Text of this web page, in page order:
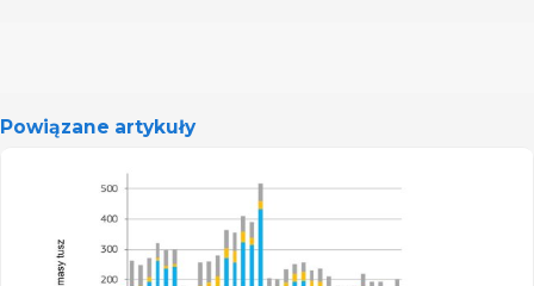
Powiązane artykuły